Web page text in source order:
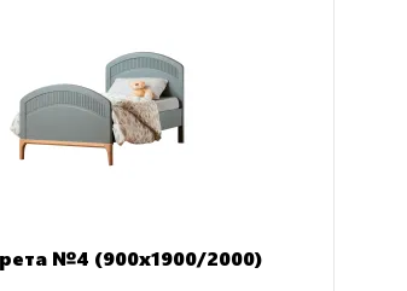
№4 (900х1900/2000)